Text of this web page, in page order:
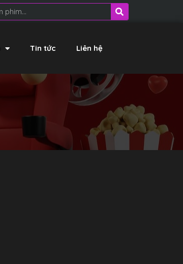
Tin tức Liên hệ